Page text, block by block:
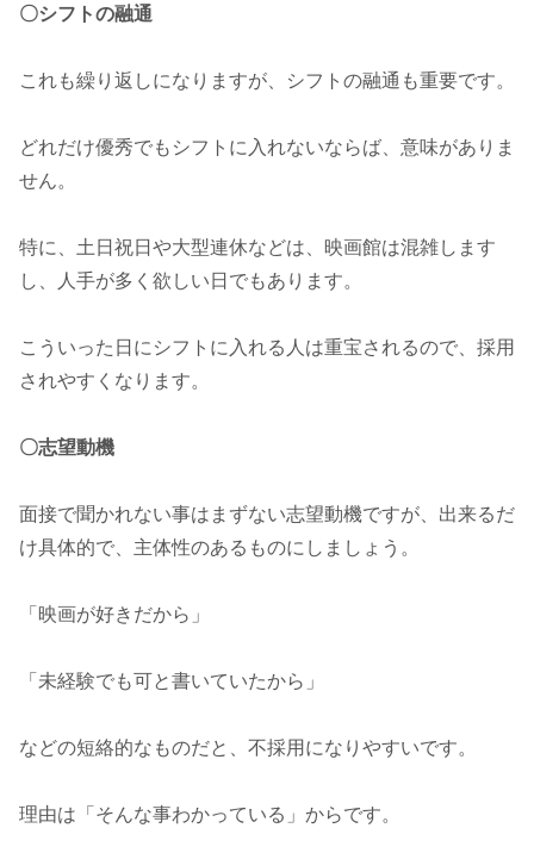
〇シフトの融通
これも繰り返しになりますが、シフトの融通も重要です。
どれだけ優秀でもシフトに入れないならば、意味がありま
せん。
特に、土日祝日や大型連休などは、映画館は混雑します
し、人手が多く欲しい日でもあります。
こういった日にシフトに入れる人は重宝されるので、採用
されやすくなります。
〇志望動機
面接で聞かれない事はまずない志望動機ですが、出来るだ
け具体的で、主体性のあるものにしましょう。
「映画が好きだから」
「未経験でも可と書いていたから」
などの短絡的なものだと、不採用になりやすいです。
理由は「そんな事わかっている」からです。